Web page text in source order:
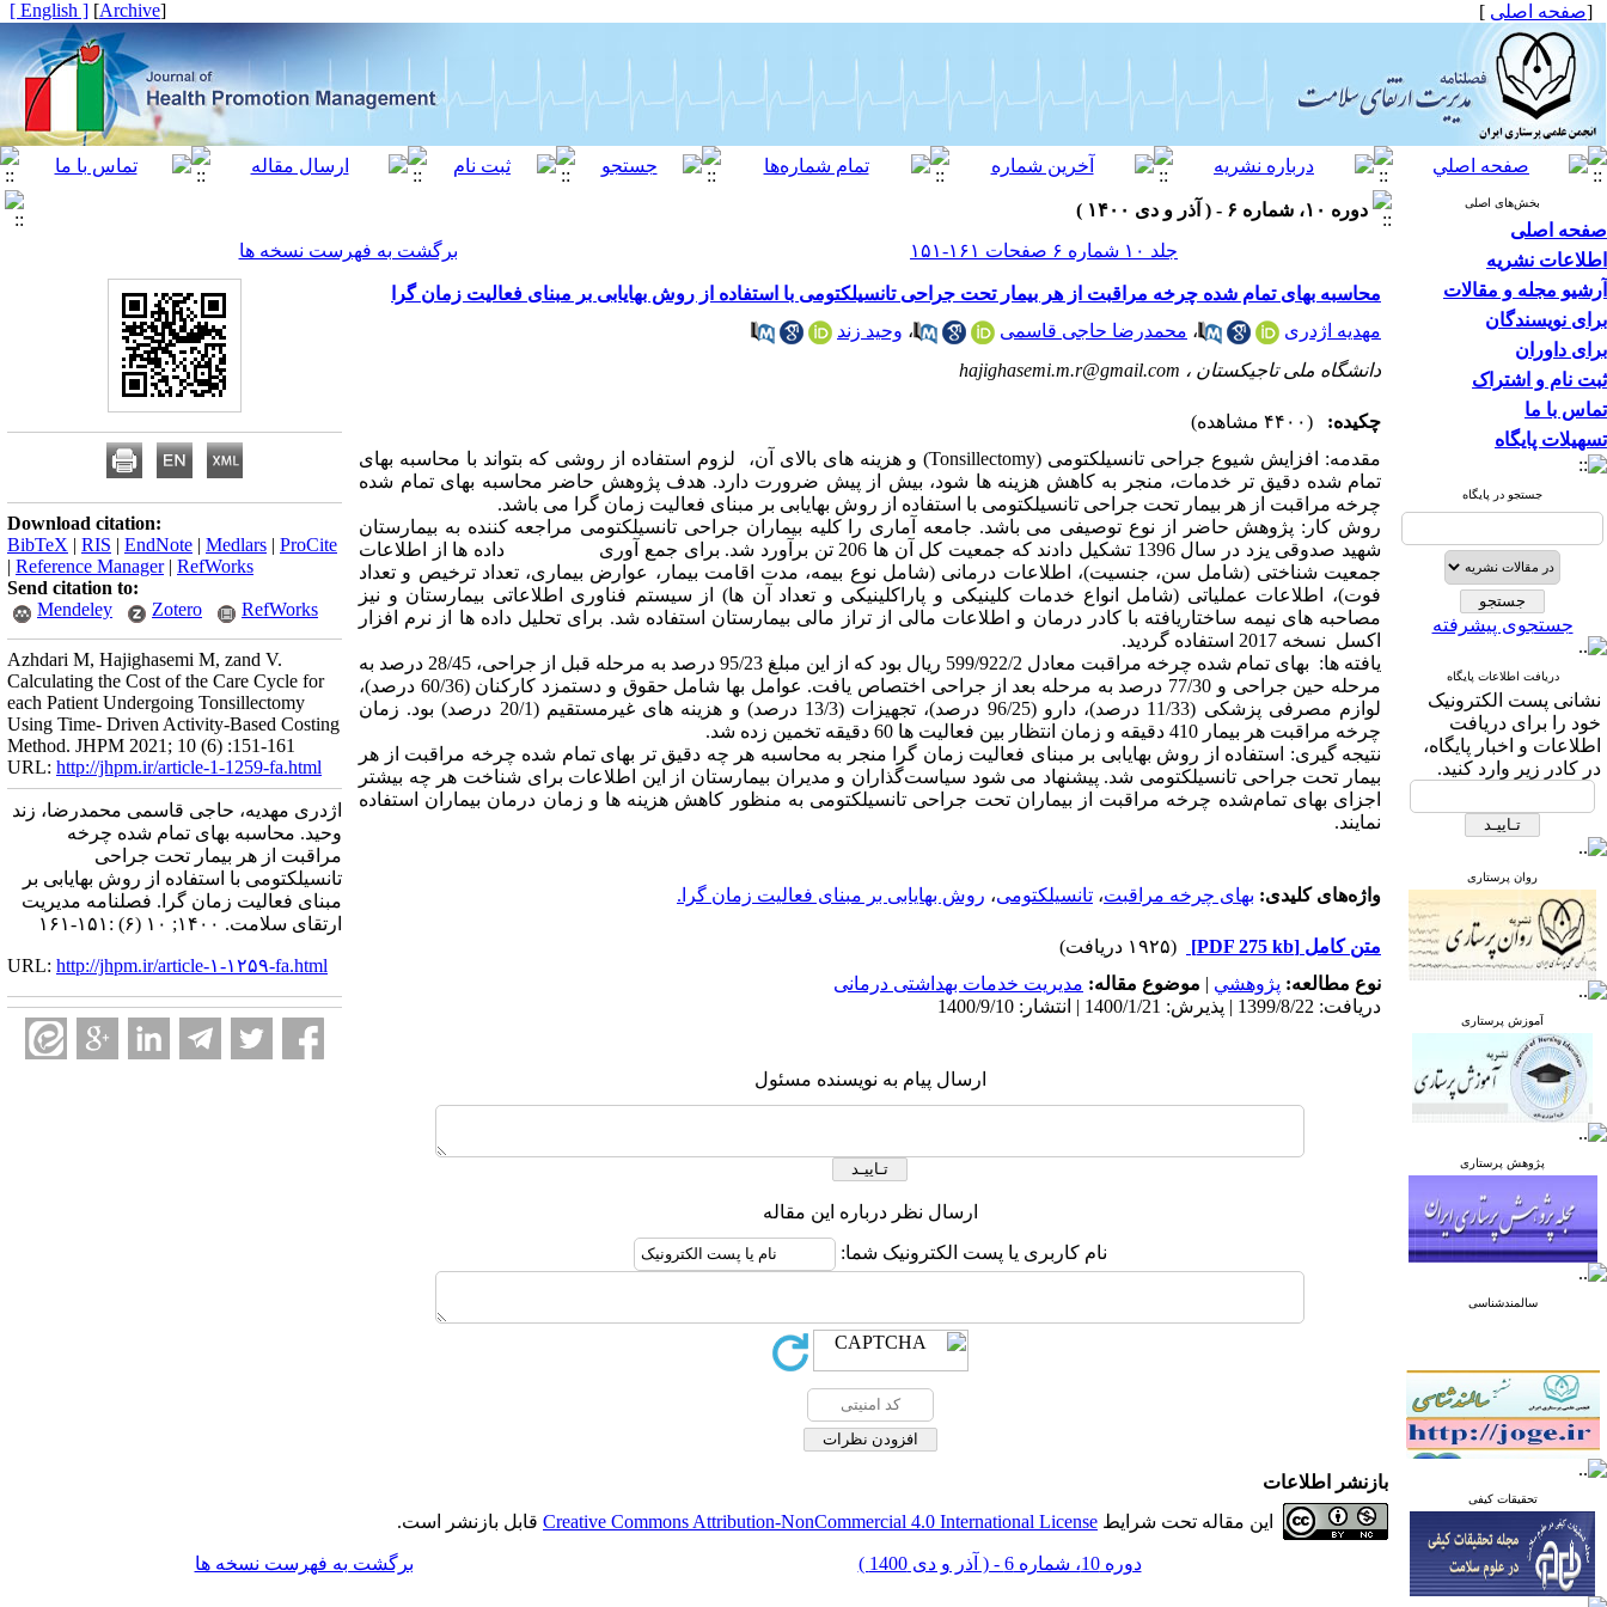
[صفحه اصلی ]
[
Archive
]
[ English ]
بخش‌های اصلی
صفحه اصلی
اطلاعات نشریه
آرشیو مجله و مقالات
برای نویسندگان
برای داوران
ثبت نام و اشتراک
تماس با ما
تسهیلات پایگاه
جستجو در پایگاه
جستجوی پیشرفته
دریافت اطلاعات پایگاه
نشانی پست الکترونیک
خود را برای دریافت
اطلاعات و اخبار پایگاه،
در کادر زیر وارد کنید.
روان پرستاری
آموزش پرستاری
پژوهش پرستاری
سالمندشناسی
تحقیقات کیفی
دوره ۱۰، شماره ۶ - ( آذر و دی ۱۴۰۰ )
جلد ۱۰ شماره ۶ صفحات ۱۶۱-۱۵۱
برگشت به فهرست نسخه ها
محاسبه بهای تمام شده چرخه مراقبت از هر بیمار تحت جراحی تانسیلکتومی با استفاده از روش بهایابی بر مبنای فعالیت زمان گرا
مهدیه اژدری
، محمدرضا حاجی قاسمی ، وحید زند
دانشگاه ملی تاجیکستان ، hajighasemi.m.r@gmail.com
چکیده:
(۴۴۰۰ مشاهده)
مقدمه: افزایش شیوع جراحی تانسیلکتومی (Tonsillectomy) و هزینه های بالای آن، لزوم استفاده از روشی که بتواند با محاسبه بهای
تمام شده دقیق تر خدمات، منجر به کاهش هزینه ها شود، بیش از پیش ضرورت دارد. هدف پژوهش حاضر محاسبه بهای تمام شده
چرخه مراقبت از هر بیمار تحت جراحی تانسیلکتومی با استفاده از روش بهایابی بر مبنای فعالیت زمان گرا می باشد.
روش کار: پژوهش حاضر از نوع توصیفی می باشد. جامعه آماری را کلیه بیماران جراحی تانسیلکتومی مراجعه کننده به بیمارستان
شهید صدوقی یزد در سال 1396 تشکیل دادند که جمعیت کل آن ها 206 تن برآورد شد. برای جمع آوری داده ها از اطلاعات
جمعیت شناختی (شامل سن، جنسیت)، اطلاعات درمانی (شامل نوع بیمه، مدت اقامت بیمار، عوارض بیماری، تعداد ترخیص و تعداد
فوت)، اطلاعات عملیاتی (شامل انواع خدمات کلینیکی و پاراکلینیکی و تعداد آن ها) از سیستم فناوری اطلاعاتی بیمارستان و نیز
مصاحبه های نیمه ساختاریافته با کادر درمان و اطلاعات مالی از تراز مالی بیمارستان استفاده شد. برای تحلیل داده ها از نرم افزار
اکسل نسخه 2017 استفاده گردید.
یافته ها: بهای تمام شده چرخه مراقبت معادل 599/922/2 ریال بود که از این مبلغ 95/23 درصد به مرحله قبل از جراحی، 28/45 درصد به
مرحله حین جراحی و 77/30 درصد به مرحله بعد از جراحی اختصاص یافت. عوامل بها شامل حقوق و دستمزد کارکنان (60/36 درصد)،
لوازم مصرفی پزشکی (11/33 درصد)، دارو (96/25 درصد)، تجهیزات (13/3 درصد) و هزینه های غیرمستقیم (20/1 درصد) بود. زمان
چرخه مراقبت هر بیمار 410 دقیقه و زمان انتظار بین فعالیت ها 60 دقیقه تخمین زده شد.
نتیجه گیری: استفاده از روش بهایابی بر مبنای فعالیت زمان گرا منجر به محاسبه هر چه دقیق تر بهای تمام شده چرخه مراقبت از هر
بیمار تحت جراحی تانسیلکتومی شد. پیشنهاد می شود سیاست‌گذاران و مدیران بیمارستان از این اطلاعات برای شناخت هر چه بیشتر
اجزای بهای تمام‌شده چرخه مراقبت از بیماران تحت جراحی تانسیلکتومی به منظور کاهش هزینه ها و زمان درمان بیماران استفاده
نمایند.
واژه‌های کلیدی: بهای چرخه مراقبت، تانسیلکتومی، روش بهایابی بر مبنای فعالیت زمان گرا.
متن کامل [PDF 275 kb]
(۱۹۲۵ دریافت)
نوع مطالعه: پژوهشي | موضوع مقاله: مدیریت خدمات بهداشتی درمانی
دریافت: 1399/8/22 | پذیرش: 1400/1/21 | انتشار: 1400/9/10
ارسال پیام به نویسنده مسئول
ارسال نظر درباره این مقاله
نام کاربری یا پست الکترونیک شما:
Download citation:
BibTeX | RIS | EndNote | Medlars | ProCite
| Reference Manager| RefWorks
Send citation to:
Mendeley
Zotero RefWorks
Azhdari M, Hajighasemi M, zand V.
Calculating the Cost of the Care Cycle for
each Patient Undergoing Tonsillectomy
Using Time- Driven Activity-Based Costing
Method. JHPM 2021; 10 (6) :151-161
URL: http://jhpm.ir/article-1-1259-fa.html
اژدری مهدیه، حاجی قاسمی محمدرضا، زند
وحید. محاسبه بهای تمام شده چرخه
مراقبت از هر بیمار تحت جراحی
تانسیلکتومی با استفاده از روش بهایابی بر
مبنای فعالیت زمان گرا. فصلنامه مدیریت
ارتقای سلامت. ۱۴۰۰; ۱۰ (۶) :۱۵۱-۱۶۱
URL: http://jhpm.ir/article-۱-۱۲۵۹-fa.html
بازنشر اطلاعات
این مقاله تحت شرایط Creative Commons Attribution-NonCommercial 4.0 International License قابل بازنشر است.
دوره 10، شماره 6 - ( آذر و دی 1400 ) برگشت به فهرست نسخه ها